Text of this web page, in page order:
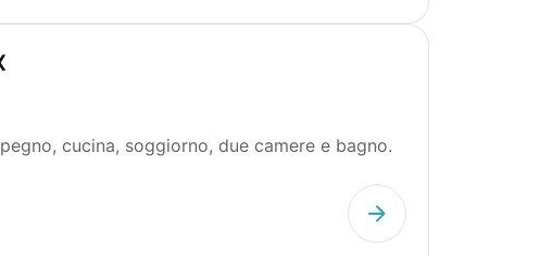
cucina, soggiorno, due camere e bagno.